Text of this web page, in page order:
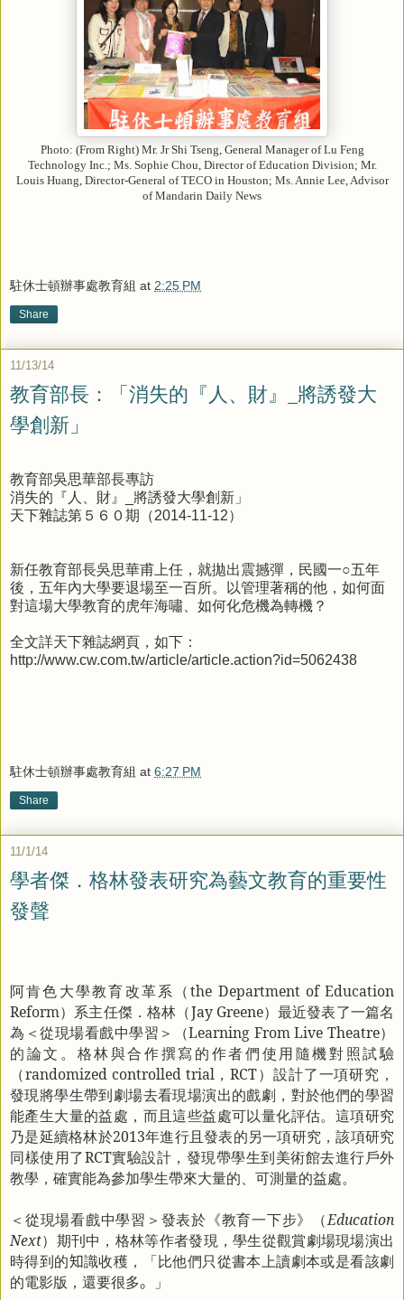
Photo: (From Right) Mr. Jr Shi Tseng, General Manager of Lu Feng
Technology Inc.; Ms. Sophie Chou, Director of Education Division; Mr.
Louis Huang, Director-General of TECO in Houston; Ms. Annie Lee, Advisor
of Mandarin Daily News
駐休士頓辦事處教育組 at 2:25 PM
Share
11/13/14
教育部長：「消失的『人、財』_將誘發大
學創新」
教育部吳思華部長專訪
消失的『人、財』_將誘發大學創新」
天下雜誌第５６０期（2014-11-12）
新任教育部長吳思華甫上任，就拋出震撼彈，民國一○五年
後，五年內大學要退場至一百所。以管理著稱的他，如何面
對這場大學教育的虎年海嘯、如何化危機為轉機？
全文詳天下雜誌網頁，如下：
http://www.cw.com.tw/article/article.action?id=5062438
駐休士頓辦事處教育組 at 6:27 PM
Share
11/1/14
學者傑．格林發表研究為藝文教育的重要性
發聲
阿肯色大學教育改革系（the Department of Education
Reform）系主任傑．格林（Jay Greene）最近發表了一篇名
為＜從現場看戲中學習＞（Learning From Live Theatre）
的論文。格林與合作撰寫的作者們使用隨機對照試驗
（randomized controlled trial，RCT）設計了一項研究，
發現將學生帶到劇場去看現場演出的戲劇，對於他們的學習
能產生大量的益處，而且這些益處可以量化評估。這項研究
乃是延續格林於2013年進行且發表的另一項研究，該項研究
同樣使用了RCT實驗設計，發現帶學生到美術館去進行戶外
教學，確實能為參加學生帶來大量的、可測量的益處。
＜從現場看戲中學習＞發表於《教育一下步》（Education
Next）期刊中，格林等作者發現，學生從觀賞劇場現場演出
時得到的知識收穫，「比他們只從書本上讀劇本或是看該劇
的電影版，還要很多。 」